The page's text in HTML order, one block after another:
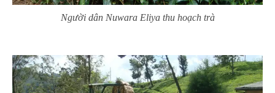
Người dân Nuwara Eliya thu hoạch trà